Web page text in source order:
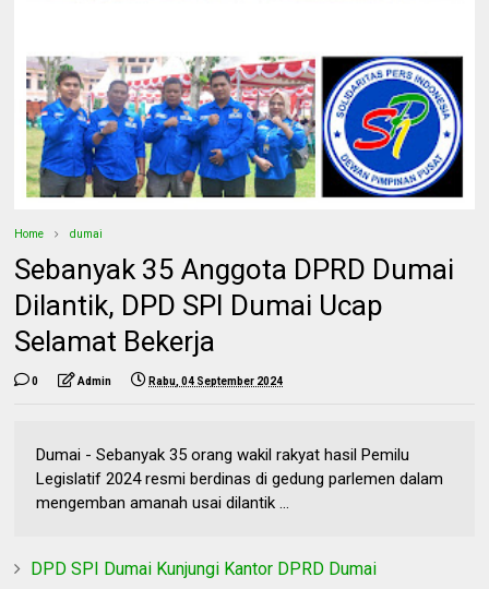
Home dumai
Sebanyak 35 Anggota DPRD Dumai
Dilantik, DPD SPI Dumai Ucap
Selamat Bekerja
0 Admin Rabu, 04 September 2024
Dumai - Sebanyak 35 orang wakil rakyat hasil Pemilu
Legislatif 2024 resmi berdinas di gedung parlemen dalam
mengemban amanah usai dilantik ...
DPD SPI Dumai Kunjungi Kantor DPRD Dumai